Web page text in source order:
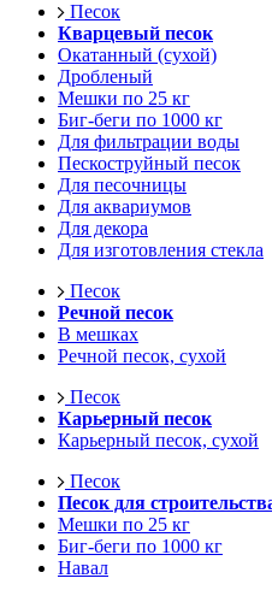
Песок
Кварцевый песок
Окатанный (сухой)
Дробленый
Мешки по 25 кг
Биг-беги по 1000 кг
Для фильтрации воды
Пескоструйный песок
Для песочницы
Для аквариумов
Для декора
Для изготовления стекла
Песок
Речной песок
В мешках
Речной песок, сухой
Песок
Карьерный песок
Карьерный песок, сухой
Песок
Песок для
Мешки по 25 кг
Биг-беги по 1000 кг
Навал